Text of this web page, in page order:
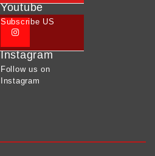
Youtube
Subscribe US
Instagram
Follow us on
Instagram